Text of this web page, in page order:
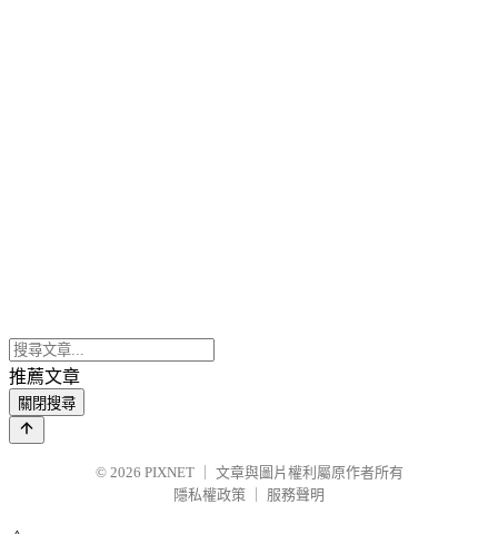
推薦文章
關閉搜尋
© 2026 PIXNET
文章與圖片權利屬原作者所有
隱私權政策
服務聲明